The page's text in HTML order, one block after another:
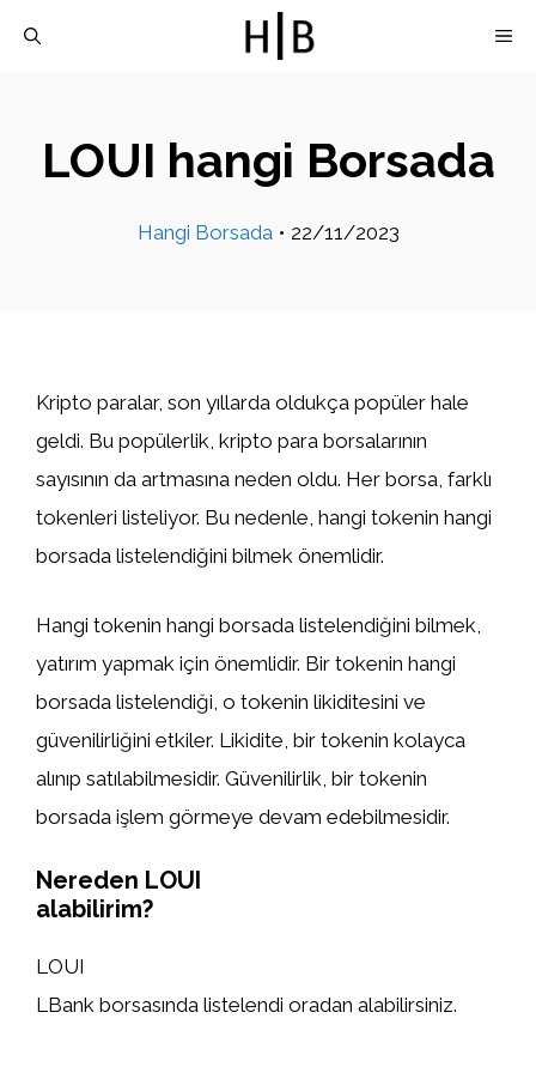
LOUI hangi Borsada
Hangi Borsada • 22/11/2023
Kripto paralar, son yıllarda oldukça popüler hale
geldi. Bu popülerlik, kripto para borsalarının
sayısının da artmasına neden oldu. Her borsa, farklı
tokenleri listeliyor. Bu nedenle, hangi tokenin hangi
borsada listelendiğini bilmek önemlidir.
Hangi tokenin hangi borsada listelendiğini bilmek,
yatırım yapmak için önemlidir. Bir tokenin hangi
borsada listelendiği, o tokenin likiditesini ve
güvenilirliğini etkiler. Likidite, bir tokenin kolayca
alınıp satılabilmesidir. Güvenilirlik, bir tokenin
borsada işlem görmeye devam edebilmesidir.
Nereden LOUI
alabilirim?
LOUI
LBank borsasında listelendi oradan alabilirsiniz.